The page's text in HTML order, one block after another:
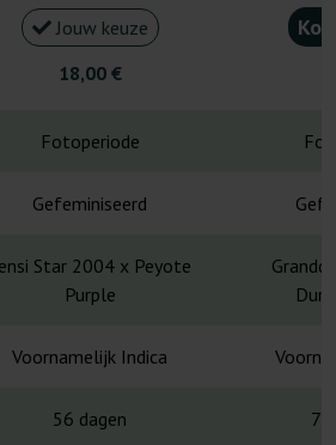
Jouw keuze
18,00 €
Fotoperiode
Gefeminiseerd
Star 2004 x Peyote
Purple
Voornamelijk Indica
56 dagen 7-